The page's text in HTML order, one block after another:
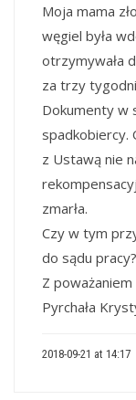
Moja mama
węgiel była
otrzymywała
za trzy
Dokumenty w
spadkobiercy.
z Ustawą nie
zmarła.
Czy w tym
do sądu pracy?
Z poważaniem
Pyrchała
2018-09-21 at 14:17